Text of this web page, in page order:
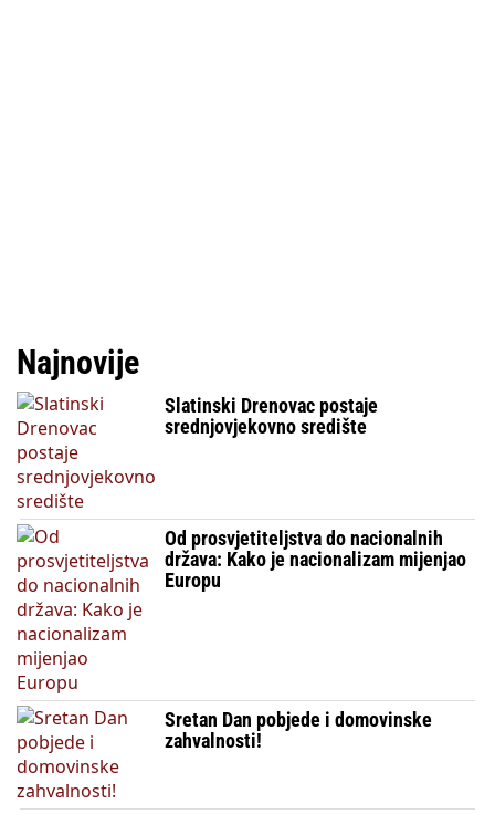
Najnovije
Slatinski Drenovac postaje
srednjovjekovno središte
Od prosvjetiteljstva do nacionalnih
država: Kako je nacionalizam mijenjao
Europu
Sretan Dan pobjede i domovinske
zahvalnosti!